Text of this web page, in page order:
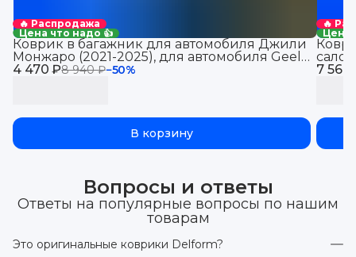
🔥 Распродажа
Цена что надо 👍
4 470 ₽8 940 ₽−50%
Коврик в багажник для автомобиля Джили
Монжаро (2021-2025), для автомобиля Geely
Monjaro, EVA 3D
В корзину
🔥
Цена
7 560
Вопросы и ответы
Ответы на популярные вопросы по нашим
товарам
Это оригинальные коврики Delform?